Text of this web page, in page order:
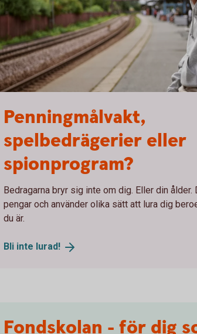
Penningmålvakt,
spelbedrägerier eller
spionprogram?
Bedragarna bryr sig inte om dig. Eller din
pengar och använder olika sätt att lura dig
du är.
Bli inte lurad!
Fondskolan - för dig